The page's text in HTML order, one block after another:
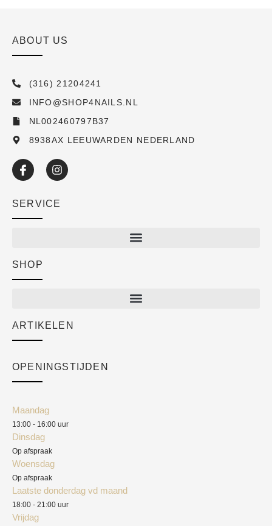
ABOUT US
(316) 21204241
INFO@SHOP4NAILS.NL
NL002460797B37
8938AX LEEUWARDEN NEDERLAND
SERVICE
Academy
SHOP
ARTIKELEN
OPENINGSTIJDEN
Maandag
13:00 - 16:00 uur
Dinsdag
Op afspraak
Woensdag
Op afspraak
Laatste donderdag vd maand
18:00 - 21:00 uur
Vrijdag